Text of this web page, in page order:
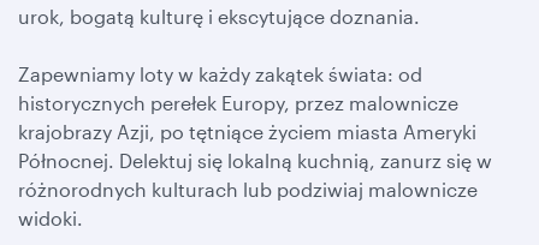
urok, bogatą kulturę i ekscytujące doznania.
Zapewniamy loty w każdy zakątek świata: od
historycznych perełek Europy, przez malownicze
krajobrazy Azji, po tętniące życiem miasta Ameryki
Północnej. Delektuj się lokalną kuchnią, zanurz się w
różnorodnych kulturach lub podziwiaj malownicze
widoki.